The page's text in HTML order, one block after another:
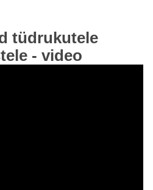
tüdrukutele
- video